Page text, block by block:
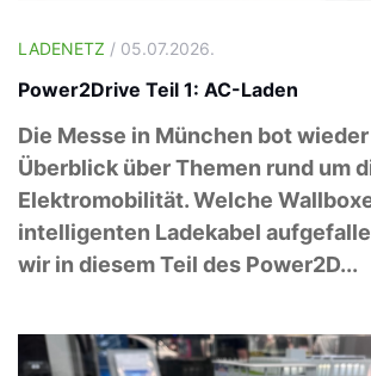
LADENETZ / 05.07.2026.
Power2Drive Teil 1: AC-Laden
Die Messe in München bot
Überblick über Themen rund um
Elektromobilität. Welche
intelligenten Ladekabel
wir in diesem Teil des Power2D...